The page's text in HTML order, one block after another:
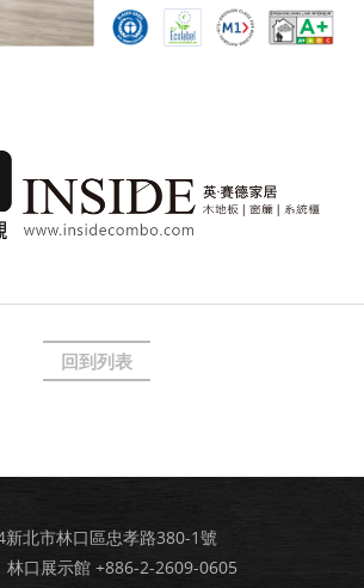
回到列表
新北市林口區忠孝路380-1號
林口展示館 +886-2-2609-0605